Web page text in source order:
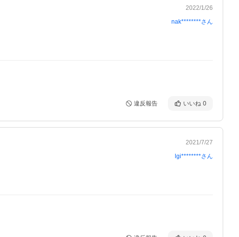
2022/1/26
nak********さん
違反報告 いいね 0
2021/7/27
lgi********さん